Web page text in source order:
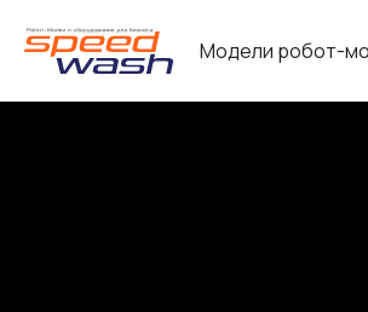
Модели робот-